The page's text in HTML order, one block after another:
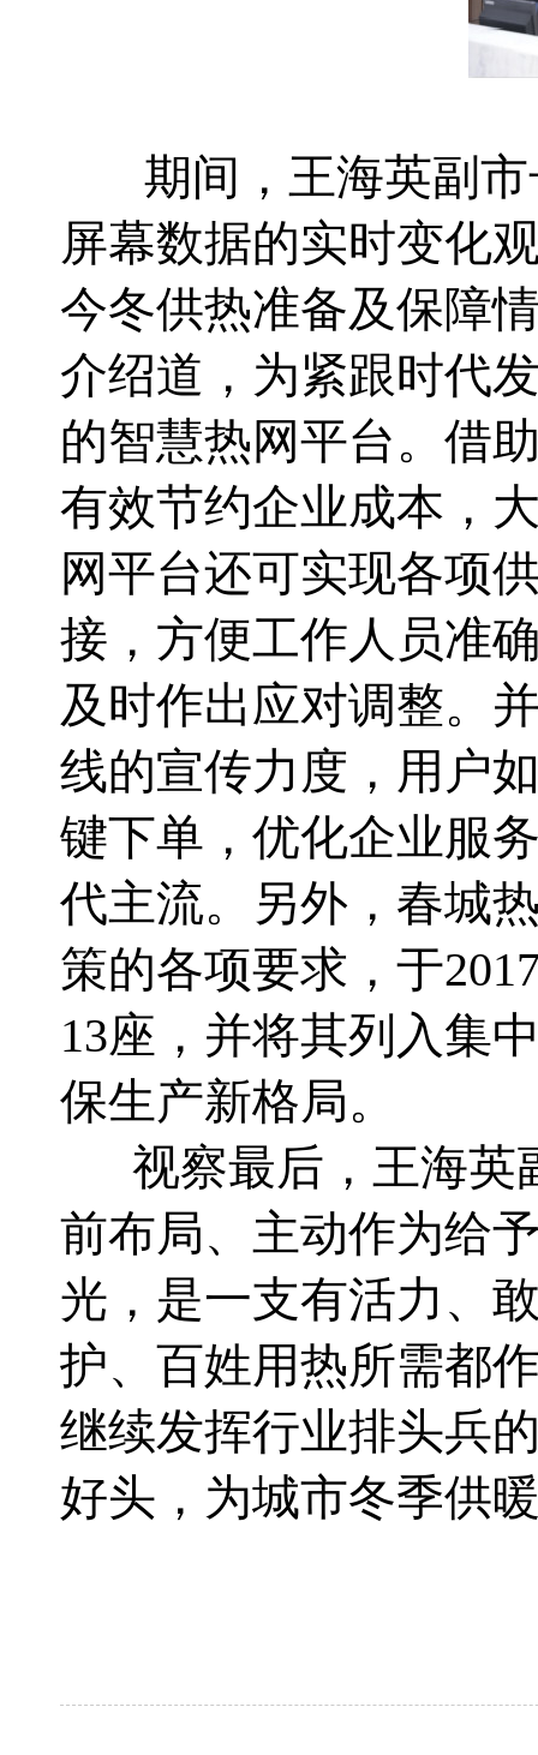
期间，王海英副市
屏幕数据的实时变化
今冬供热准备及保障
介绍道，为紧跟时代
的智慧热网平台。借
有效节约企业成本，
网平台还可实现各项
接，方便工作人员准
及时作出应对调整。
线的宣传力度，用户
键下单，优化企业服
代主流。另外，春城
策的各项要求，于
13座，并将其列入集
保生产新格局。
视察最后，王海英
前布局、主动作为给
光，是一支有活力、
护、百姓用热所需都
继续发挥行业排头兵
好头，为城市冬季供